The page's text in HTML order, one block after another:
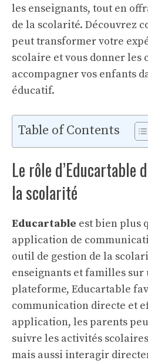
les enseignants, tout en
de la scolarité. Découvrez
peut transformer votre
scolaire et vous donner les
accompagner vos enfants
éducatif.
Table of Contents
Le rôle d’Educartable
la scolarité
Educartable est bien plus
application de
outil de gestion de la
enseignants et familles sur
plateforme, Educartable
communication directe et
application, les parents
suivre les activités
mais aussi interagir